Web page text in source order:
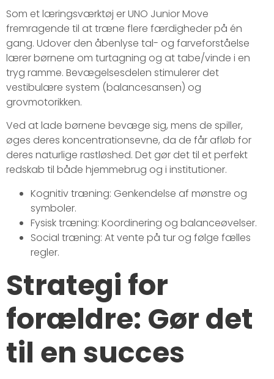
Som et læringsværktøj er UNO Junior Move
fremragende til at træne flere færdigheder på én
gang. Udover den åbenlyse tal- og farveforståelse
lærer børnene om turtagning og at tabe/vinde i en
tryg ramme. Bevægelsesdelen stimulerer det
vestibulære system (balancesansen) og
grovmotorikken.
Ved at lade børnene bevæge sig, mens de spiller,
øges deres koncentrationsevne, da de får afløb for
deres naturlige rastløshed. Det gør det til et perfekt
redskab til både hjemmebrug og i institutioner.
Kognitiv træning: Genkendelse af mønstre og
symboler.
Fysisk træning: Koordinering og balanceøvelser.
Social træning: At vente på tur og følge fælles
regler.
Strategi for
forældre: Gør det
til en succes